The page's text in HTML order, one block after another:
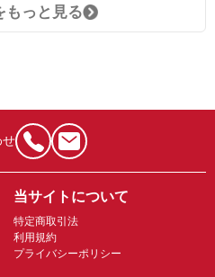
もっと見る
せ
当サイトについて
特定商取引法
利用規約
プライバシーポリシー